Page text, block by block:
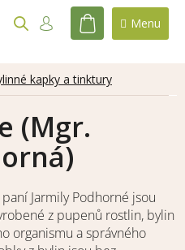
NÁKUPNÍ
kapky a tinktury
(Mgr.
Jarmily Podhorné jsou
z pupenů rostlin, bylin
organismu a správného